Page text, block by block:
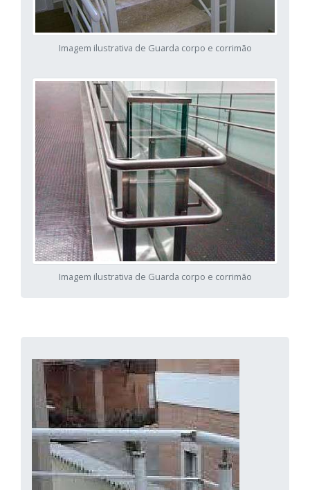
Imagem ilustrativa de Guarda corpo e corrimão
Imagem ilustrativa de Guarda corpo e corrimão